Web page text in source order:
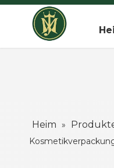
Heim »